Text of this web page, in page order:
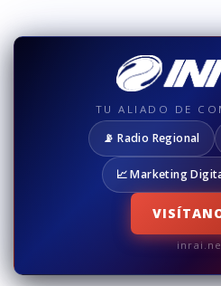
TU ALIADO DE
📡 Radio Regional
📈 Marketing